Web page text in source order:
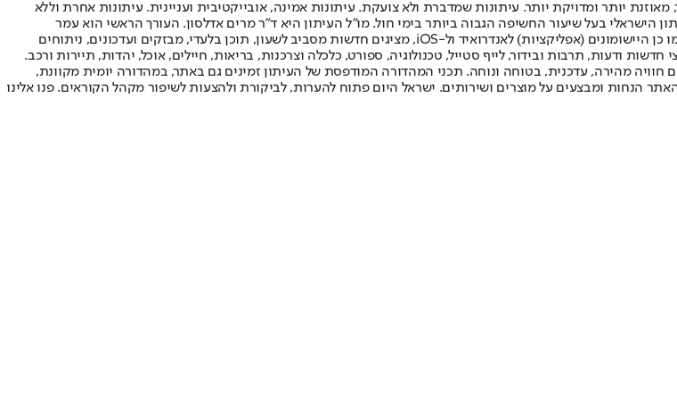
יותר ומדויקת יותר. עיתונות שמדברת ולא צועקת. עיתונות אמינה, אובייקטיבית ועניינית. עיתונות אחרת וללא
פורסמה ב-30 ביולי 2007, וב-2010 הפך "ישראל היום" לעיתון הישראלי בעל שיעור החשיפה הגבוה ביותר בימי חול. מו"ל העיתון היא ד"ר מרים אדלסון. העורך הראשי הוא עמר
לחמנוביץ, והעורך המייסד הוא עמוס רגב. אתרי האינטרנט של "ישראל היום" בעברית ובאנגלית, כמו כן היישומונים (אפליקציות) לאנדרואיד ול-iOS, מציגים חדשות מסביב לשעון, תוכן בלעדי, מבזקים ועדכונים, ניתוחים
ודעות, תרבות ובידור, לייף סטייל, טכנולוגיה, ספורט, כלכלה וצרכנות, בריאות, חיילים, אוכל, יהדות, תיירות ורכב.
חוויה מהירה, עדכנית, בטוחה ונוחה. תכני המהדורה המודפסת של העיתון זמינים גם באתר, במהדורה יומית מקוונת,
הנחות ומבצעים על מוצרים ושירותים. ישראל היום פתוח להערות, לביקורת ולהצעות לשיפור מקהל הקוראים. פנו אלינו